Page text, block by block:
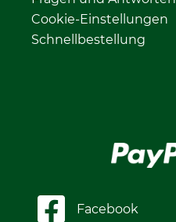
Cookie-Einstellungen
Schnellbestellung
Facebook